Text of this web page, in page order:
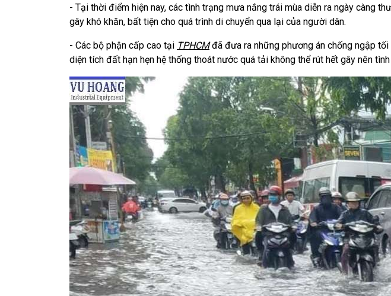
- Tại thời điểm hiện nay, các tình trạng mưa nắng trái mùa diễn ra ngày càng
gây khó khăn, bất tiện cho quá trình di chuyển qua lại của người dân.
- Các bộ phận cấp cao tại TPHCMđã đưa ra những phương án chống ngập
diện tích đất hạn hẹn hệ thống thoát nước quá tải không thể rút hết gây nên